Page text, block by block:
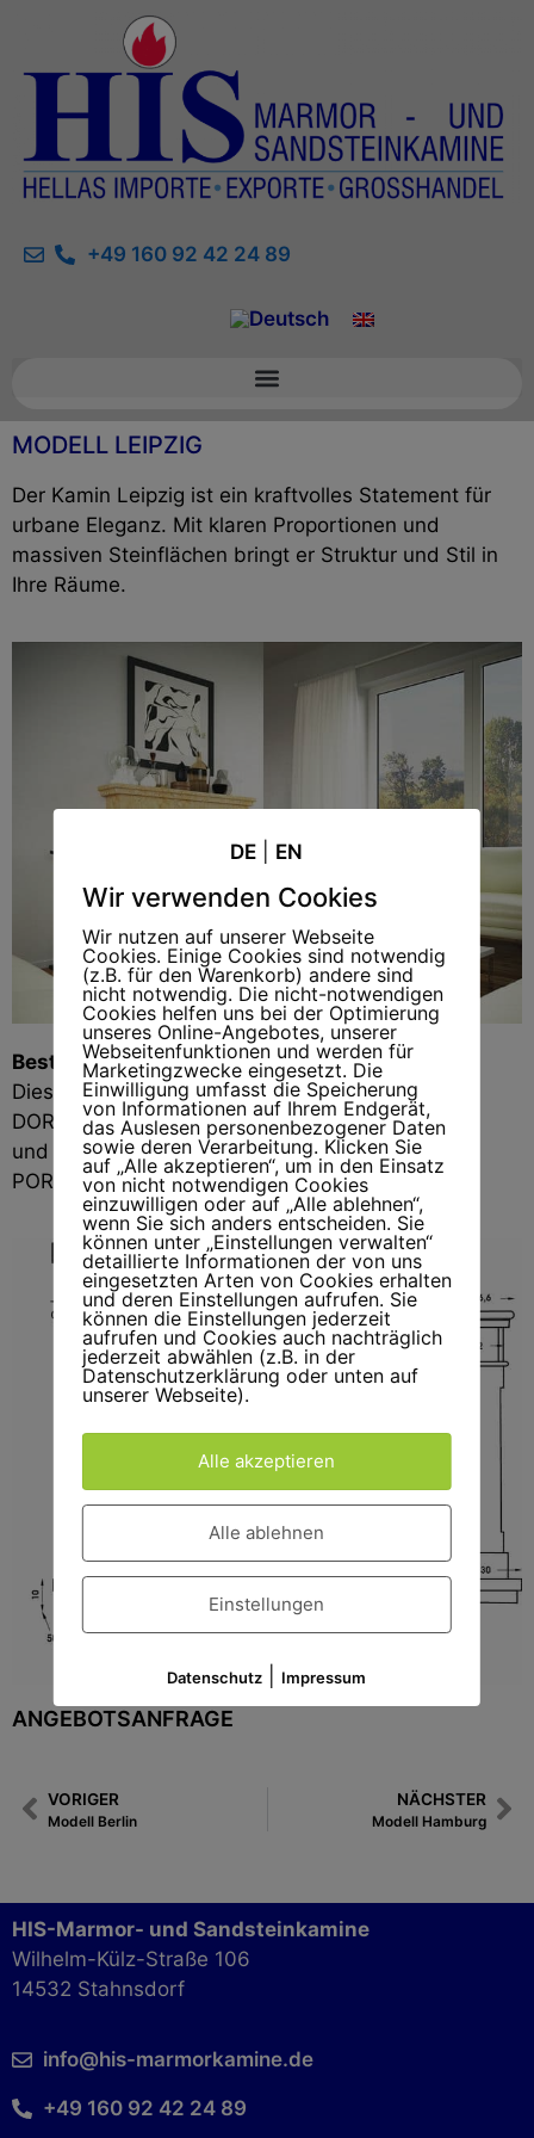
+49 160 92 42 24 89
MODELL LEIPZIG
Der Kamin Leipzig ist ein kraftvolles Statement für
urbane Eleganz. Mit klaren Proportionen und
massiven Steinflächen bringt er Struktur und Stil in
Ihre Räume.
Bestell-Nr.: 78-L-14
Dieses Modell gibt es inSandstein:GIALLO-
DORATO – PIETRA DI VICENZA – PERLATINO
und
Marmor: CARRARA – STATUARIO – ROSA
PORTOGALLO (Estremoz) – NERO MARQUINA
ANGEBOTSANFRAGE
VORIGER
Modell Berlin
NÄCHSTER
Modell Hamburg
HIS-Marmor- und Sandsteinkamine
Wilhelm-Külz-Straße 106
14532 Stahnsdorf
info@his-marmorkamine.de
+49 160 92 42 24 89
DE EN
Wir verwenden Cookies
Wir nutzen auf unserer Webseite
Cookies. Einige Cookies sind notwendig
(z.B. für den Warenkorb) andere sind
nicht notwendig. Die nicht-notwendigen
Cookies helfen uns bei der Optimierung
unseres Online-Angebotes, unserer
Webseitenfunktionen und werden für
Marketingzwecke eingesetzt. Die
Einwilligung umfasst die Speicherung
von Informationen auf Ihrem Endgerät,
das Auslesen personenbezogener Daten
sowie deren Verarbeitung. Klicken Sie
auf „Alle akzeptieren“, um in den Einsatz
von nicht notwendigen Cookies
einzuwilligen oder auf „Alle ablehnen“,
wenn Sie sich anders entscheiden. Sie
können unter „Einstellungen verwalten“
detaillierte Informationen der von uns
eingesetzten Arten von Cookies erhalten
und deren Einstellungen aufrufen. Sie
können die Einstellungen jederzeit
aufrufen und Cookies auch nachträglich
jederzeit abwählen (z.B. in der
Datenschutzerklärung oder unten auf
unserer Webseite).
Alle akzeptieren
Alle ablehnen
Einstellungen
Datenschutz Impressum